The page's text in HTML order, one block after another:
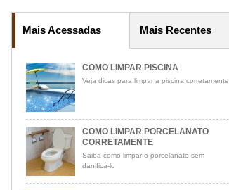
Mais Acessadas Mais Recentes
COMO LIMPAR PISCINA
Veja dicas para limpar a piscina corretamente
COMO LIMPAR PORCELANATO
CORRETAMENTE
Saiba como limpar o porcelanato sem
danificá-lo